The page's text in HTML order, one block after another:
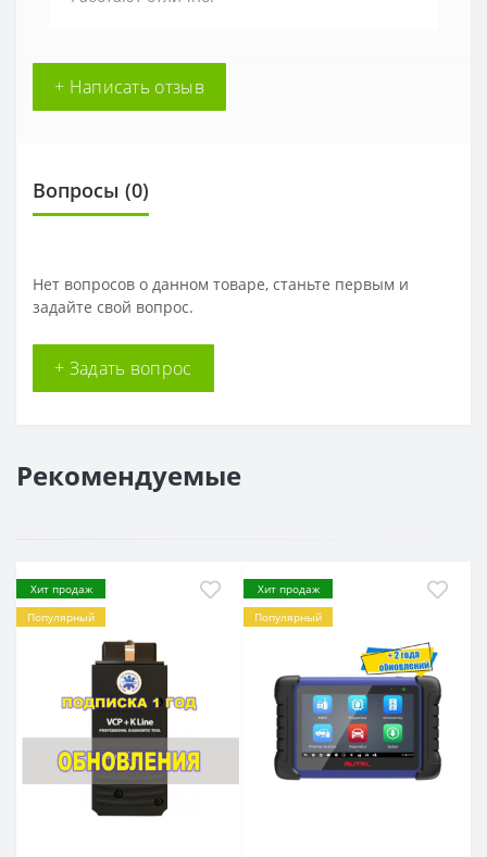
+ Написать отзыв
Вопросы (0)
Нет вопросов о данном товаре, станьте первым и
задайте свой вопрос.
+ Задать вопрос
Рекомендуемые
Хит продаж
Популярный
Хит продаж
Популярный